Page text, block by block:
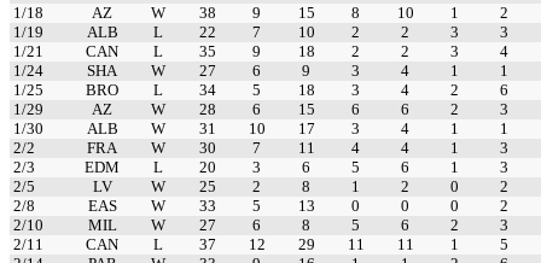
1/18
AZ W 38 9 15 8 10 1
2
1/19
ALB L 22 7 10 2 2 3
3
1/21
CAN L 35 9 18 2 2 3
4
1/24
SHA W 27 6 9 3 4 1
1
1/25
BRO L 34 5 18 3 4 2
6
1/29
AZ W 28 6 15 6 6 2
3
1/30
ALB W 31 10 17 3 4 1
1
2/2
FRA W 30 7 11 4 4 1
3
2/3
EDM L 20 3 6 5 6 1
3
2/5
LV W 25 2 8 1 2 0
2
2/8
EAS W 33 5 13 0 0 0
2
2/10
MIL W 27 6 8 5 6 2
3
2/11
CAN L 37 12 29 11 11 1
5